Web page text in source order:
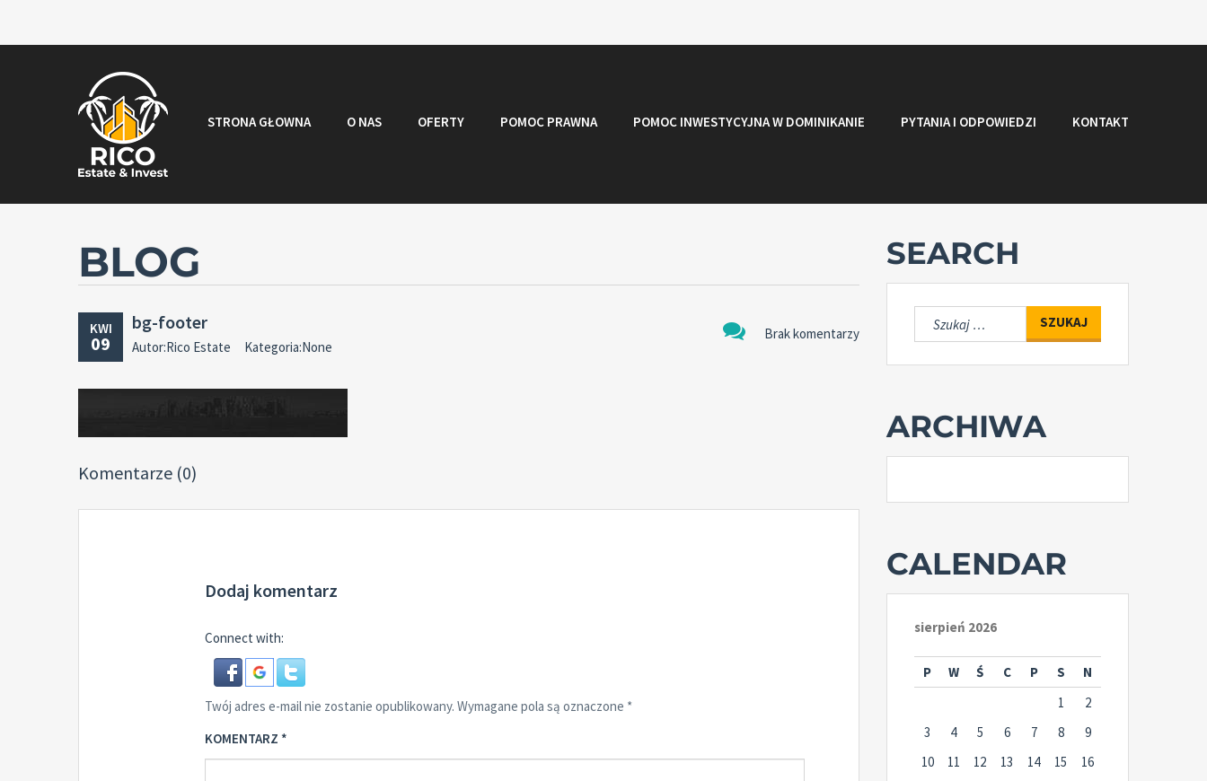
STRONA GŁOWNA O NAS OFERTY POMOC PRAWNA POMOC INWESTYCYJNA W DOMINIKANIE PYTANIA I ODPOWIEDZI KONTAKT
BLOG
KWI
09 Brak komentarzy
bg-footer
Autor:Rico Estate Kategoria:None
Komentarze (0)
Dodaj komentarz
Connect with:
Twój adres e-mail nie zostanie opublikowany. Wymagane pola są oznaczone *
KOMENTARZ *
SEARCH
Szukaj:
ARCHIWA
CALENDAR
sierpień 2026
P W Ś C P S
N
1
2
3
4 5 6 7 8
9
10
11 12 13 14 15
16